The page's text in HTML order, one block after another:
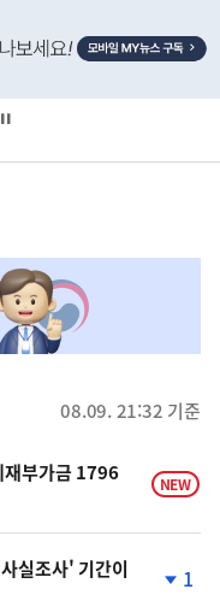
08.09. 21:32 기준
재부가금 1796
NEW
실조사' 기간이
1